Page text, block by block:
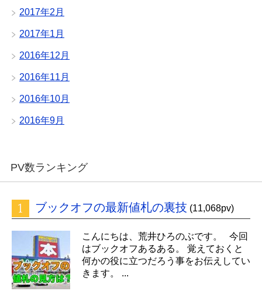
2017年2月
2017年1月
2016年12月
2016年11月
2016年10月
2016年9月
PV数ランキング
ブックオフの最新値札の裏技 (11,068pv)
こんにちは、荒井ひろのぶです。 今回
はブックオフあるある。 覚えておくと
何かの役に立つだろう事をお伝えしてい
きます。 ...